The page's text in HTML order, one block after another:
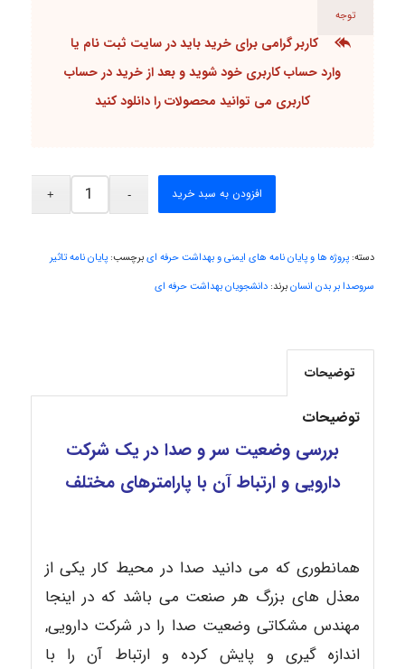
Rtk2099
arman.m
Hasan haghparast
توجه
کاربر گرامی برای خرید باید در سایت ثبت نام یا
وارد حساب کاربری خود شوید و بعد از خرید در حساب
کاربری می توانید محصولات را دانلود کنید
افزودن به سبد خرید
دسته: پروژه ها و پایان نامه های ایمنی و بهداشت حرفه ای برچسب: پایان نامه تاثیر
سروصدا بر بدن انسان برند: دانشجویان بهداشت حرفه ای
توضیحات
توضیحات
بررسی وضعیت سر و صدا در یک شرکت
دارویی و ارتباط آن با پارامترهای مختلف
همانطوری که می دانید صدا در محیط کار یکی از
معذل های بزرگ هر صنعت می باشد که در اینجا
مهندس مشکاتی وضعیت صدا را در شرکت دارویی,
اندازه گیری و پایش کرده و ارتباط آن را با